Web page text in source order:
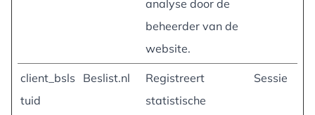
analyse door de
beheerder van de
website.
client_bsls
tuid
Beslist.nl
Registreert
statistische
Sessie